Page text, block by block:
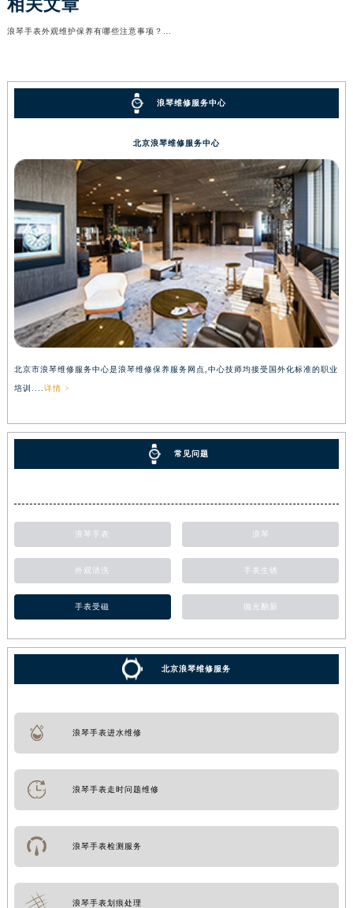
相关文章
浪琴维修服务中心
北京浪琴维修服务中心
北京市浪琴维修服务中心是浪琴维修保养服务网点,中心技师均接受国外化标准的职业
培训.... 详情 >
常见问题
浪琴手表 浪琴
外观清洗 手表生锈
手表受磁 抛光翻新
北京浪琴维修服务
浪琴手表进水维修
浪琴手表走时问题维修
浪琴手表检测服务
浪琴手表划痕处理